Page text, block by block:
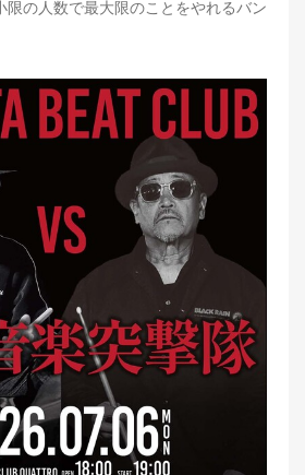
限の人数で最大限のことをやれるバン